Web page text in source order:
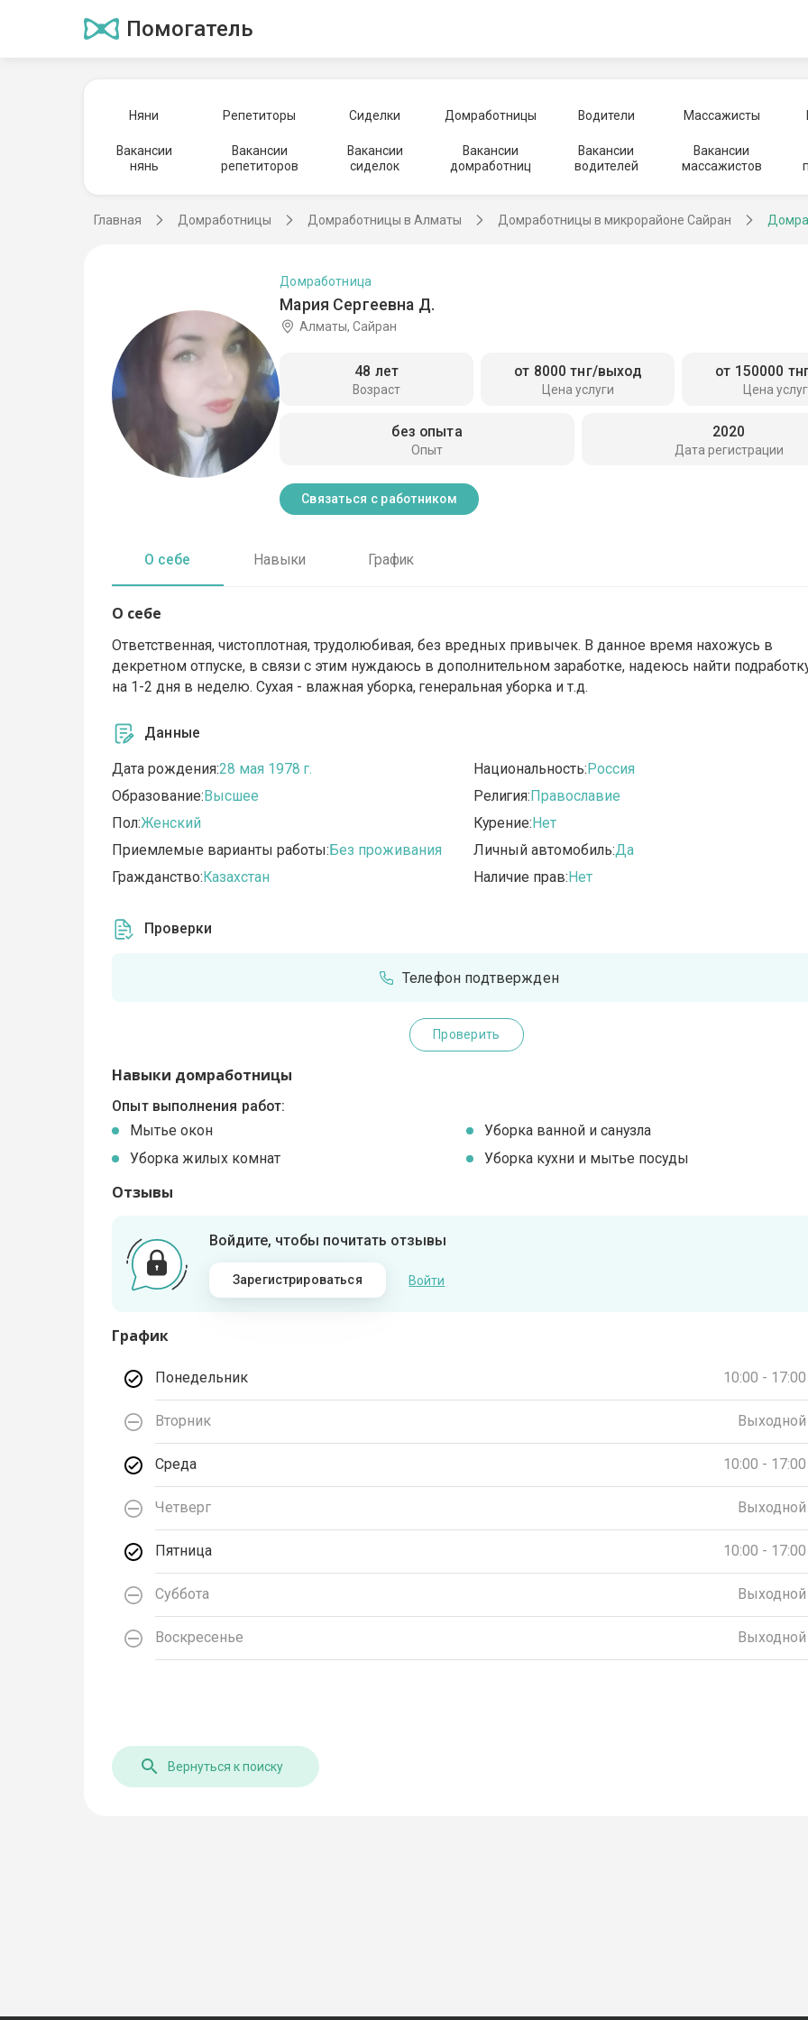
Помогатель
Няни Репетиторы Сиделки Домработницы Водители Массажисты
Вакансии
нянь
Вакансии
репетиторов
Вакансии
сиделок
Вакансии
домработниц
Вакансии
водителей
Вакансии
массажистов
Главная Домработницы Домработницы в Алматы Домработницы в микрорайоне Сайран
Мария Сергеевна Д.
Домработница
Алматы, Сайран
Возраст
48 лет
Цена услуги
от 8000 тнг/выход
Цена
от 150000
Опыт
без опыта
Дата регистрации
2020
Связаться с работником
О себе Навыки График
О себе
Ответственная, чистоплотная, трудолюбивая, без вредных привычек. В данное время нахожусь в
декретном отпуске, в связи с этим нуждаюсь в дополнительном заработке, надеюсь найти
на 1-2 дня в неделю. Сухая - влажная уборка, генеральная уборка и т.д.
Данные
Дата рождения:28 мая 1978 г.
Образование:Высшее
Пол:Женский
Приемлемые варианты работы:Без проживания
Гражданство:Казахстан
Национальность:Россия
Религия:Православие
Курение:Нет
Личный автомобиль:Да
Наличие прав:Нет
Проверки
Телефон подтвержден
Проверить
Навыки домработницы
Опыт выполнения работ:
Мытье окон
Уборка ванной и санузла
Уборка жилых комнат
Уборка кухни и мытье посуды
Отзывы
Войдите, чтобы почитать отзывы
Зарегистрироваться Войти
График
Понедельник 10:00 - 17:00
Вторник Выходной
Среда 10:00 - 17:00
Четверг Выходной
Пятница 10:00 - 17:00
Суббота Выходной
Воскресенье Выходной
Вернуться к поиску